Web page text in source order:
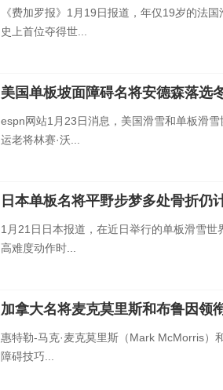
《费加罗报》1月19日报道，年仅19岁的法
史上首位夺得世...
美国单板坡面障碍名将安德森落选
espn网站1月23日消息，美国滑雪和单板滑
运老将林赛·沃...
日本单板名将平野步梦多处骨折仍
1月21日日本报道，在近日举行的单板滑雪
高难度动作时...
加拿大名将麦克莫里斯和布鲁因领
惠特勒-马克·麦克莫里斯（Mark McMorris）
障碍技巧...